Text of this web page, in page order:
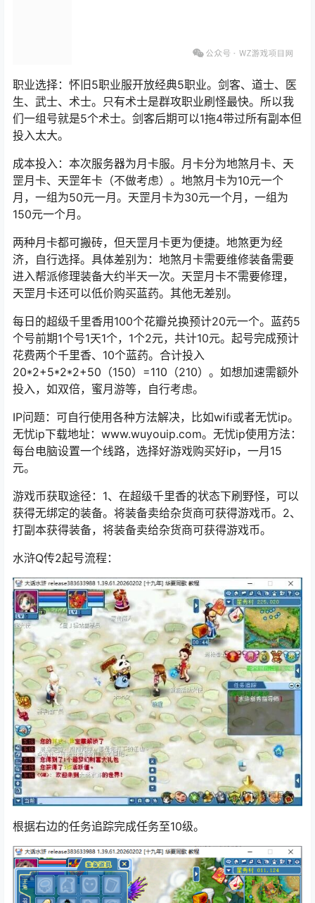
职业选择：怀旧5职业服开放经典5职业。剑客、道士、医
生、武士、术士。只有术士是群攻职业刷怪最快。所以我
们一组号就是5个术士。剑客后期可以1拖4带过所有副本但
投入太大。
成本投入：本次服务器为月卡服。月卡分为地煞月卡、天
罡月卡、天罡年卡（不做考虑）。地煞月卡为10元一个
月，一组为50元一月。天罡月卡为30元一个月，一组为
150元一个月。
两种月卡都可搬砖，但天罡月卡更为便捷。地煞更为经
济，自行选择。具体差别为：地煞月卡需要维修装备需要
进入帮派修理装备大约半天一次。天罡月卡不需要修理，
天罡月卡还可以低价购买蓝药。其他无差别。
每日的超级千里香用100个花瓣兑换预计20元一个。蓝药5
个号前期1个号1天1个，1个2元，共计10元。起号完成预计
花费两个千里香、10个蓝药。合计投入
20*2+5*2*2+50（150）=110（210）。如想加速需额外
投入，如双倍，蜜月游等，自行考虑。
IP问题：可自行使用各种方法解决，比如wifi或者无忧ip。
无忧ip下载地址：www.wuyouip.com。无忧ip使用方法：
每台电脑设置一个线路，选择好游戏购买好ip，一月15
元。
游戏币获取途径：1、在超级千里香的状态下刷野怪，可以
获得无绑定的装备。将装备卖给杂货商可获得游戏币。2、
打副本获得装备，将装备卖给杂货商可获得游戏币。
水浒Q传2起号流程：
根据右边的任务追踪完成任务至10级。